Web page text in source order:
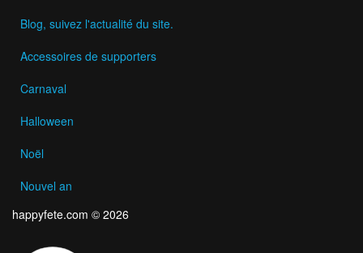
Blog, suivez l'actualité du site.
Accessoires de supporters
Carnaval
Halloween
Noël
Nouvel an
happyfete.com © 2026